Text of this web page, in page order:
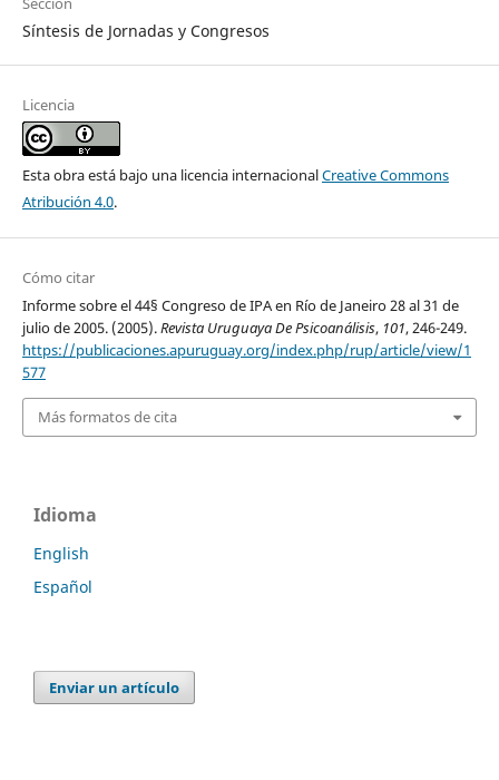
Síntesis de Jornadas y Congresos
Licencia
Esta obra está bajo una licencia internacionalCreative Commons
Atribución 4.0.
Cómo citar
Informe sobre el 44§ Congreso de IPA en Río de Janeiro 28 al 31 de
julio de 2005. (2005).Revista Uruguaya De Psicoanálisis, 101, 246-249.
https://publicaciones.apuruguay.org/index.php/rup/article/view/1
577
Más formatos de cita
Idioma
English
Español
Enviar un artículo